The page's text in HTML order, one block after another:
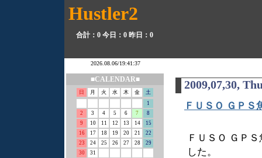
Hustler2
合計：0 今日：0 昨日：0
■CALENDAR■
日 月 火 水 木 金
土
1
2
3 4 5 6 7
8
9
10 11 12 13 14
15
16
17 18 19 20 21
22
23
24 25 26 27 28
29
30
31
2009,07,30,
ＦＵＳＯ ＧＰ
ＦＵＳＯ ＧＰ
した。